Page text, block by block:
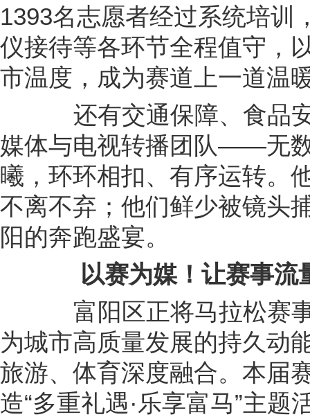
1393名志愿者经过系统培训
仪接待等各环节全程值守，
市温度，成为赛道上一道温
还有交通保障、食品安
媒体与电视转播团队——无
曦，环环相扣、有序运转。
不离不弃；他们鲜少被镜头
阳的奔跑盛宴。
以赛为媒！让赛事流
富阳区正将马拉松赛事
为城市高质量发展的持久动
旅游、体育深度融合。本届
造“多重礼遇·乐享富马”主题